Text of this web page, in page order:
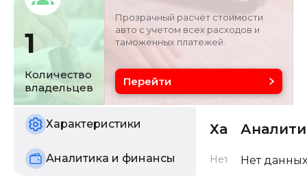
Цвет Состояние
б/у
1
Количество
владельцев
Прозрачный расчёт стоимости
авто с учетом всех расходов и
таможенных платежей.
Перейти
Характеристики
Аналитика и финансы Нет данных о
Нет